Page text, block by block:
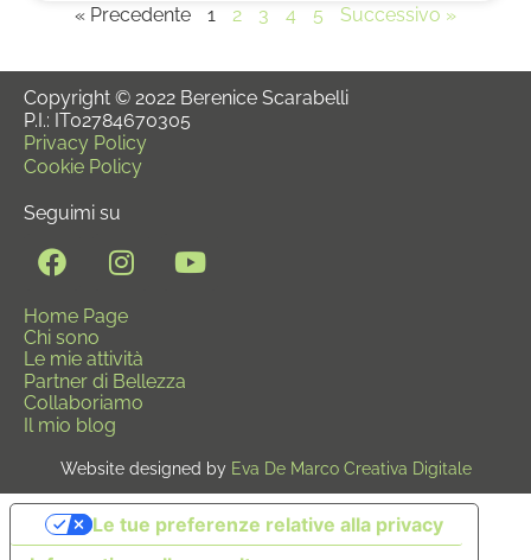
« Precedente 1 2 3 4 5 Successivo »
Copyright © 2022 Berenice Scarabelli
P.I.: IT02784670305
Privacy Policy
Cookie Policy
Seguimi su
Home Page
Chi sono
Le mie attività
Partner di Bellezza
Collaboriamo
Il mio blog
Website designed by Eva De Marco Creativa Digitale
Le tue preferenze relative alla privacy